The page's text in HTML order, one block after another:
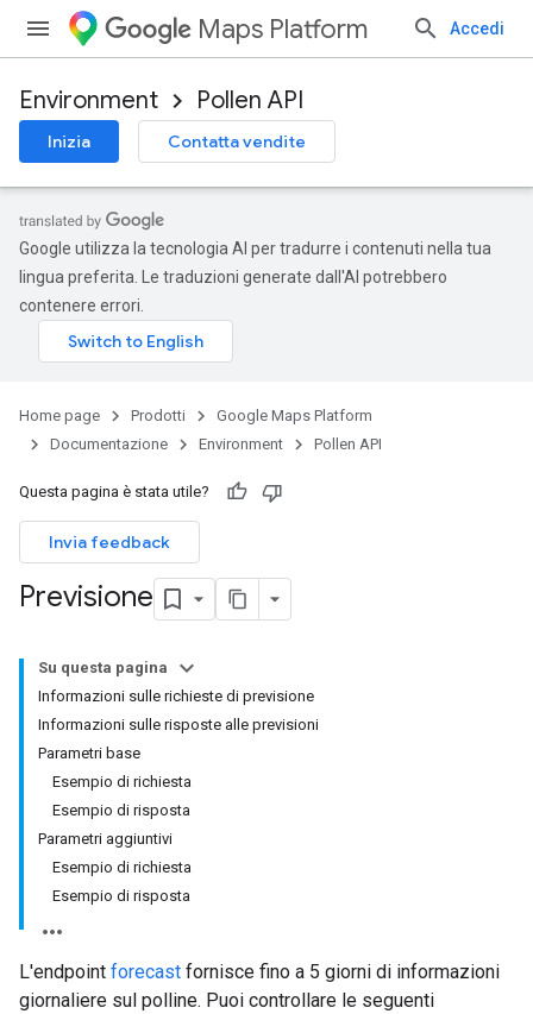
Maps Platform Accedi
Environment Pollen API
Inizia Contatta vendite
Google utilizza la tecnologia AI per tradurre i contenuti nella tua
lingua preferita. Le traduzioni generate dall'AI potrebbero
contenere errori.
Home page Prodotti
Google Maps Platform
Documentazione
Environment Pollen API
Questa pagina è stata utile?
Invia feedback
Previsione
Su questa pagina
Informazioni sulle richieste di previsione
Informazioni sulle risposte alle previsioni
Parametri base
Esempio di richiesta
Esempio di risposta
Parametri aggiuntivi
Esempio di richiesta
Esempio di risposta
L'endpoint forecast fornisce fino a 5 giorni di informazioni
giornaliere sul polline. Puoi controllare le seguenti